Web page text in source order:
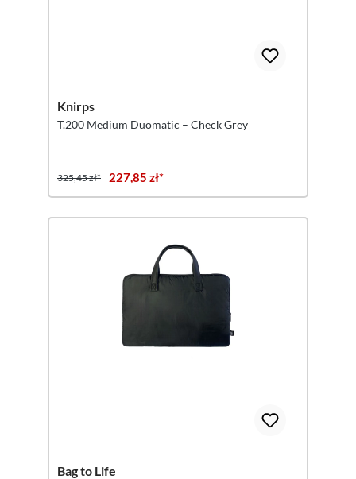
Knirps
T.200 Medium Duomatic – Check Grey
325,45 zł* 227,85 zł*
Bag to Life